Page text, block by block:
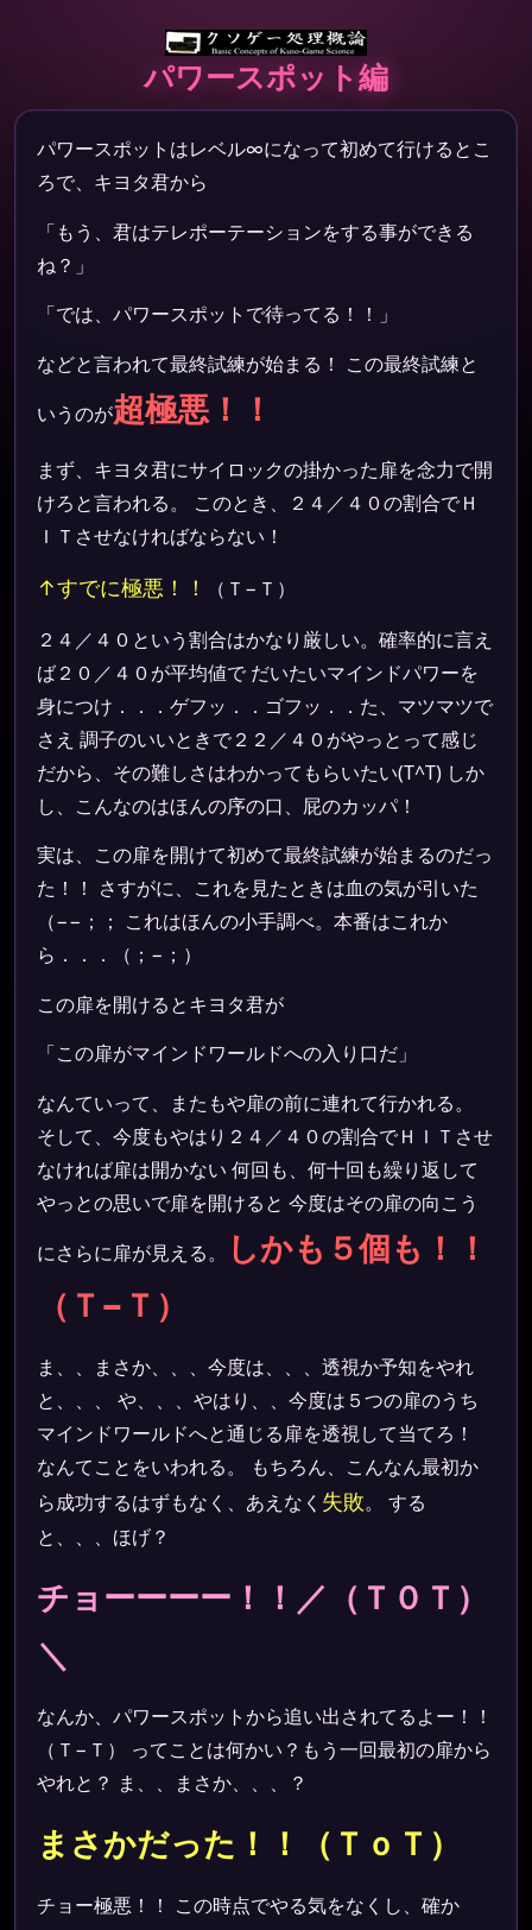
パワースポット編
パワースポットはレベル∞になって初めて行けるとこ
ろで、キヨタ君から
「もう、君はテレポーテーションをする事ができる
ね？」
「では、パワースポットで待ってる！！」
などと言われて最終試練が始まる！ この最終試練と
いうのが超極悪！！
まず、キヨタ君にサイロックの掛かった扉を念力で開
けろと言われる。 このとき、２４／４０の割合でＨ
ＩＴさせなければならない！
↑すでに極悪！！
（Ｔ−Ｔ）
２４／４０という割合はかなり厳しい。確率的に言え
ば２０／４０が平均値で だいたいマインドパワーを
身につけ．．．ゲフッ．．ゴフッ．．た、マツマツで
さえ 調子のいいときで２２／４０がやっとって感じ
だから、その難しさはわかってもらいたい(T^T) しか
し、こんなのはほんの序の口、屁のカッパ！
実は、この扉を開けて初めて最終試練が始まるのだっ
た！！ さすがに、これを見たときは血の気が引いた
（−−；； これはほんの小手調べ。本番はこれか
ら．．．（；−；）
この扉を開けるとキヨタ君が
「この扉がマインドワールドへの入り口だ」
なんていって、またもや扉の前に連れて行かれる。
そして、今度もやはり２４／４０の割合でＨＩＴさせ
なければ扉は開かない 何回も、何十回も繰り返して
やっとの思いで扉を開けると 今度はその扉の向こう
にさらに扉が見える。
しかも５個も！！
（Ｔ−Ｔ）
ま、、まさか、、、今度は、、、透視か予知をやれ
と、、、 や、、、やはり、、今度は５つの扉のうち
マインドワールドへと通じる扉を透視して当てろ！
なんてことをいわれる。 もちろん、こんなん最初か
ら成功するはずもなく、あえなく 失敗。 する
と、、、ほげ？
チョーーーー！！／（Ｔ０Ｔ）
＼
なんか、パワースポットから追い出されてるよー！！
（Ｔ−Ｔ） ってことは何かい？もう一回最初の扉から
やれと？ ま、、まさか、、、？
まさかだった！！（ＴｏＴ）
チョー極悪！！ この時点でやる気をなくし、確か